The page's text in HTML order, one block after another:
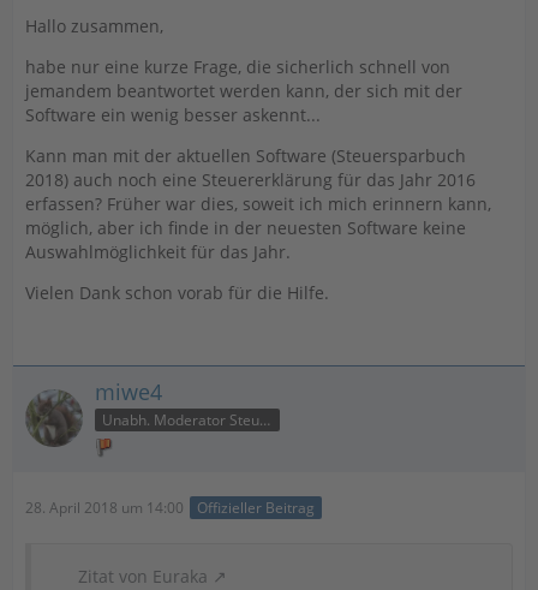
Hallo zusammen,
habe nur eine kurze Frage, die sicherlich schnell von
jemandem beantwortet werden kann, der sich mit der
Software ein wenig besser askennt...
Kann man mit der aktuellen Software (Steuersparbuch
2018) auch noch eine Steuererklärung für das Jahr 2016
erfassen? Früher war dies, soweit ich mich erinnern kann,
möglich, aber ich finde in der neuesten Software keine
Auswahlmöglichkeit für das Jahr.
Vielen Dank schon vorab für die Hilfe.
miwe4
Unabh. Moderator Steuer
28. April 2018 um 14:00 Offizieller Beitrag
Zitat von Euraka